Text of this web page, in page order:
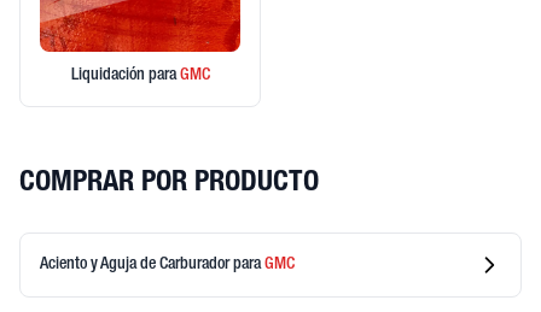
Liquidación paraGMC
COMPRAR POR PRODUCTO
Aciento y Aguja de CarburadorparaGMC